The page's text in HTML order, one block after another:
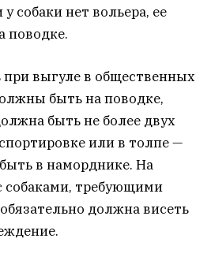
собаки нет вольера, ее
поводке.
при выгуле в общественных
быть на поводке,
быть не более двух
или в толпе —
в наморднике. На
собаками, требующими
должна висеть